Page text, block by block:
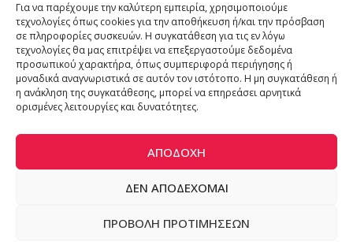
Για να παρέχουμε την καλύτερη εμπειρία, χρησιμοποιούμε
τεχνολογίες όπως cookies για την αποθήκευση ή/και την πρόσβαση
σε πληροφορίες συσκευών. Η συγκατάθεση για τις εν λόγω
τεχνολογίες θα μας επιτρέψει να επεξεργαστούμε δεδομένα
προσωπικού χαρακτήρα, όπως συμπεριφορά περιήγησης ή
μοναδικά αναγνωριστικά σε αυτόν τον ιστότοπο. Η μη συγκατάθεση ή
η ανάκληση της συγκατάθεσης, μπορεί να επηρεάσει αρνητικά
ορισμένες λειτουργίες και δυνατότητες.
ΑΠΟΔΟΧΉ
ΔΕΝ ΑΠΟΔΈΧΟΜΑΙ
ΠΡΟΒΟΛΉ ΠΡΟΤΙΜΉΣΕΩΝ
ΤΗΛΕΦΩΝΟ: +30 211 4021758
EMAIL:info@welldone.com.gr
ADS Solutions